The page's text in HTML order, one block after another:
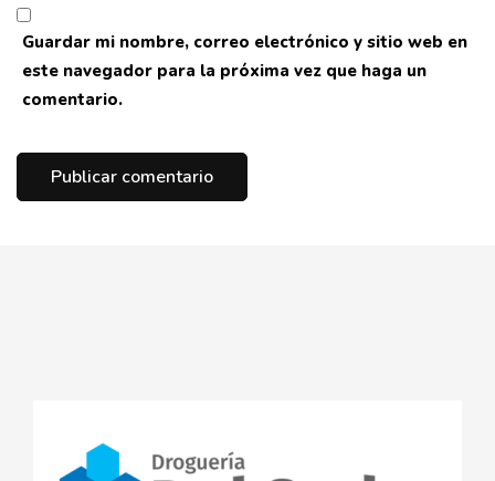
Guardar mi nombre, correo electrónico y sitio web en
este navegador para la próxima vez que haga un
comentario.